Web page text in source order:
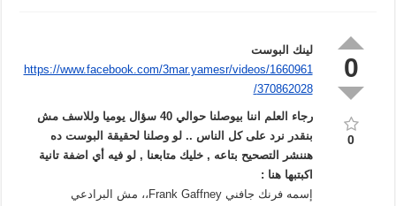
0
0
لينك البوست
https://www.facebook.com/3mar.yamesr/videos/1660961
370862028/
رجاء العلم اننا بيوصلنا حوالي 40 سؤال يوميا وللاسف مش
بنقدر نرد على كل الناس .. لو وصلنا لحقيقة البوست ده
هننشر التصحيح بتاعه , خليك متابعنا , لو فيه أي اضفة تانية
اكبتبها هنا :
إسمه فرنك جافني Frank Gaffney،، مش البرادعي